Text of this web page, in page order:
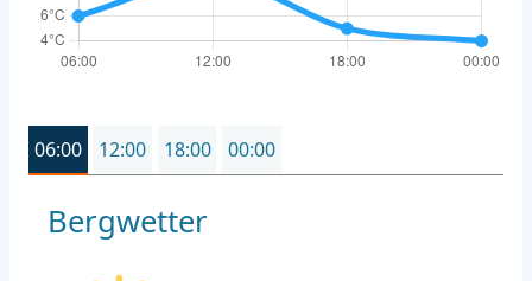
06:00 12:00 18:00 00:00
Bergwetter